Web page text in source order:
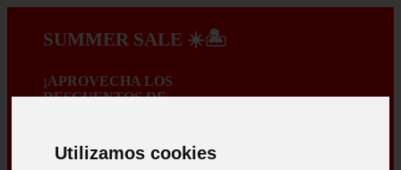
Utilizamos cookies
SUMMER SALE ☀️🏝️
¡APROVECHA LOS
DESCUENTOS DE
A PROMOÇÃO
TERMINA EM: :